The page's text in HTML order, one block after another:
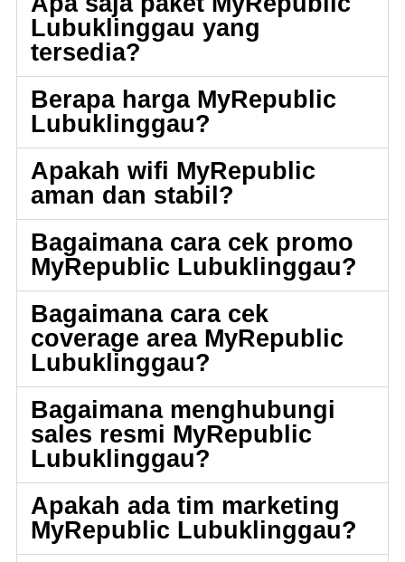
Lubuklinggau yang
tersedia?
Berapa harga MyRepublic
Lubuklinggau?
Apakah wifi MyRepublic
aman dan stabil?
Bagaimana cara cek promo
MyRepublic Lubuklinggau?
Bagaimana cara cek
coverage area MyRepublic
Lubuklinggau?
Bagaimana menghubungi
sales resmi MyRepublic
Lubuklinggau?
Apakah ada tim marketing
MyRepublic Lubuklinggau?